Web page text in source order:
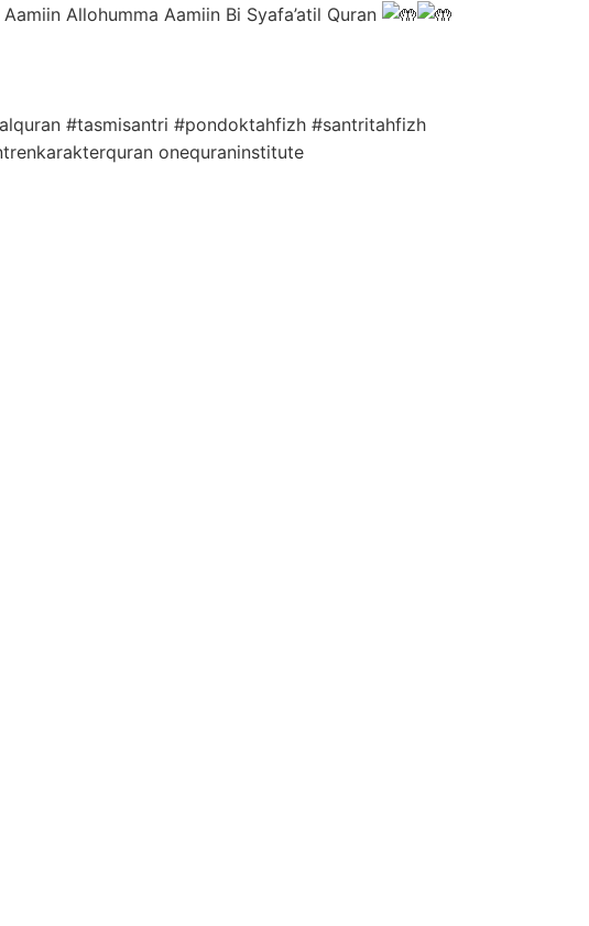
Allohumma Aamiin Bi Syafa’atil Quran
#tasmisantri #pondoktahfizh #santritahfizh
onequraninstitute